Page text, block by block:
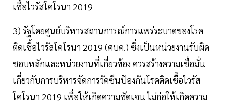
เชื้อไวรัสโคโรนา 2019
3) รัฐโดยศูนย์บริหารสถานการณ์การแพร่ระบาดของโรค
ติดเชื้อไวรัสโคโรนา 2019 (ศบค.) ซึ่งเป็นหน่วยงานรับผิด
ชอบหลักและหน่วยงานที่เกี่ยวข้อง ควรสร้างความเชื่อมั่น
เกี่ยวกับการบริหารจัดการวัคซีนป้องกันโรคติดเชื้อไวรัส
โคโรนา 2019 เพื่อให้เกิดความชัดเจน ไม่ก่อให้เกิดความ